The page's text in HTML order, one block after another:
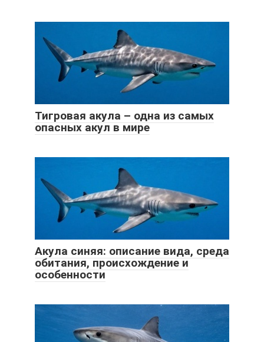
Тигровая акула – одна из самых
опасных акул в мире
Акула синяя: описание вида, среда
обитания, происхождение и
особенности